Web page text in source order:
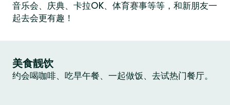
音乐会、庆典、卡拉OK、体育赛事等等，和新朋友一
起去会更有趣！
美食靓饮
约会喝咖啡、吃早午餐、一起做饭、去试热门餐厅。